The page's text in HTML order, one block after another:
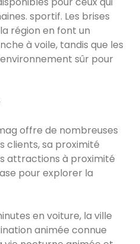
sportif. Les brises
région en font un
à voile, tandis que les
sûr pour
offre de nombreuses
clients, sa proximité
attractions à proximité
pour explorer la
en voiture, la ville
animée connue